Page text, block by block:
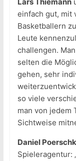
einfach gut, mit
Basketballern
Leute
challengen.
selten die
gehen, sehr
so viele
man von jedem
Sichtweise
Daniel
Spieleragentur: